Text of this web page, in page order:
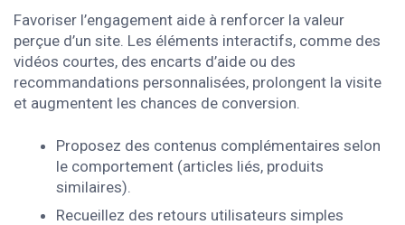
Favoriser l’engagement aide à renforcer la valeur
perçue d’un site. Les éléments interactifs, comme des
vidéos courtes, des encarts d’aide ou des
recommandations personnalisées, prolongent la visite
et augmentent les chances de conversion.
Proposez des contenus complémentaires selon
le comportement (articles liés, produits
similaires).
Recueillez des retours utilisateurs simples